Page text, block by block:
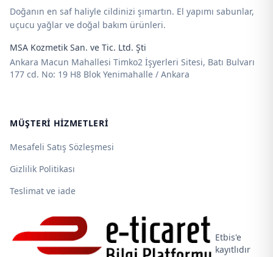
Doğanın en saf haliyle cildinizi şımartın. El yapımı sabunlar,
uçucu yağlar ve doğal bakım ürünleri.
MSA Kozmetik San. ve Tic. Ltd. Şti
Ankara Macun Mahallesi Timko2 İşyerleri Sitesi, Batı Bulvarı
177 cd. No: 19 H8 Blok Yenimahalle / Ankara
MÜŞTERI HIZMETLERI
Mesafeli Satış Sözleşmesi
Gizlilik Politikası
Teslimat ve iade
Etbis'e
kayıtlıdır